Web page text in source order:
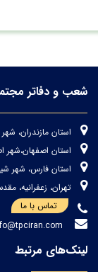
شعب و دفاتر
استان مازندران،
استان
استان فارس، شهر
تهران، زعفرانیه، مقدس
تماس با ما
لینک‌های مرتبط